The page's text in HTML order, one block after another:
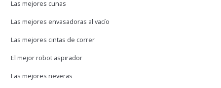
Las mejores cunas
Las mejores envasadoras al vacío
Las mejores cintas de correr
El mejor robot aspirador
Las mejores neveras